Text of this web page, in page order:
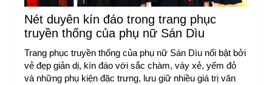
Nét duyên kín đáo trong trang phục
truyền thống của phụ nữ Sán Dìu
Trang phục truyền thống của phụ nữ Sán Dìu nổi bật bởi
vẻ đẹp giản dị, kín đáo với sắc chàm, váy xẻ, yếm đỏ
và những phụ kiện đặc trưng, lưu giữ nhiều giá trị văn